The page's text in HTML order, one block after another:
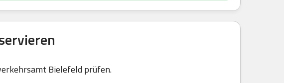
Bielefeld prüfen.